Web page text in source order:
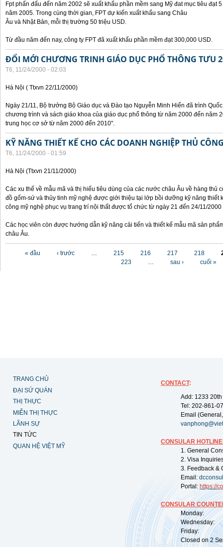
Fpt phấn đấu đến năm 2002 sẽ xuất khẩu phần mềm sang Mỹ đat mục tiêu đạt
năm 2005. Trong cùng thời gian, FPT dự kiến xuất khẩu sang Châu
Âu và Nhật Bản, mỗi thị trường 50 triệu USD.
Từ đầu năm đến nay, công ty FPT đã xuất khẩu phần mềm đạt 300,000 USD.
ĐỔI MỚI CHƯƠNG TRINH GIÁO DỤC PHỔ THÔNG TƯU
T6, 11/24/2000 - 02:03
Hà Nội ( Ttxvn 22/11/2000)
Ngày 21/11, Bộ trưởng Bộ Giáo dục và Đào tạo Nguyễn Minh Hiển đã trình
chương trình và sách giáo khoa của giáo dục phổ thông từ năm 2000 đến năm
trung học cơ sở từ năm 2000 đến 2010".
KỸ NĂNG THIẾT KẾ CHO CÁC DOANH NGHIỆP THỦ
T6, 11/24/2000 - 01:59
Hà Nội (Ttxvn 21/11/2000)
Các xu thế về mẫu mã và thị hiếu tiêu dùng của các nước châu Âu về hàng thủ
đồ gốm-sứ và thủy tinh mỹ nghệ được giới thiệu tại lớp bồi dưỡng kỹ năng thiết
công mỹ nghệ phục vụ trang trí nội thất được tổ chức từ ngày 21 đến 24/11/2000
Các học viên còn được hướng dẫn kỹ năng cải tiến và thiết kế mẫu mã sản
châu Âu.
« đầu ‹ trước … 215 216 217 218
223
… sau › cuối »
TRANG CHỦ
ĐẠI SỨ QUÁN
THỊ THỰC
MIỄN THỊ THỰC
LÃNH SỰ
TIN TỨC
QUAN HỆ VIỆT MỸ
CONTACT:
Add: 1233
Tel: 202-861-
Email
CONSULAR
1. General
2. Visa
3. Feedback &
Email:
Portal: https://
CONSULAR
Monday:
Wednesday:
Friday:
Closed on 2